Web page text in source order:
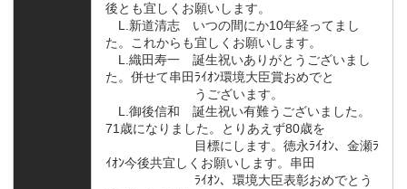
後とも宜しくお願いします。
L.新道清志 いつの間にか10年経ってまし
た。これからも宜しくお願いします。
L.織田寿一 誕生祝いありがとうございまし
た。併せて串田ﾗｲｵﾝ環境大臣賞おめでと
うございます。
L.御後信和 誕生祝い有難うございました。
71歳になりました。とりあえず80歳を
目標にします。徳永ﾗｲｵﾝ、金瀬ﾗ
ｲｵﾝ今後共宜しくお願いします。串田
ﾗｲｵﾝ、環境大臣表彰おめでとう